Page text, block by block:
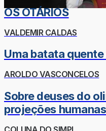
OS OTÁRIOS
VALDEMIR CALDAS
Uma batata
AROLDO VASCONCELOS
Sobre deuses do
projeções humanas